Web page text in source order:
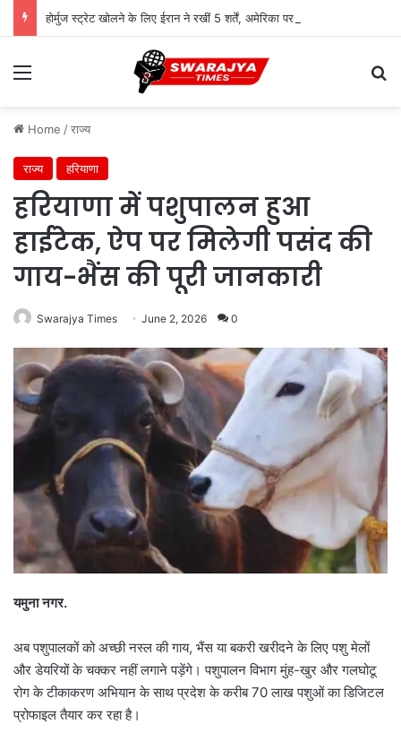
होर्मुज स्ट्रेट खोलने के लिए ईरान ने रखीं 5 शर्तें, अमेरिका पर बढ़ा दबाव
Menu
Home /राज्य
राज्य हरियाणा
हरियाणा में पशुपालन हुआ
हाईटेक, ऐप पर मिलेगी पसंद की
गाय-भैंस की पूरी जानकारी
Swarajya Times June 2, 2026 0
यमुना नगर.
अब पशुपालकों को अच्छी नस्ल की गाय, भैंस या बकरी खरीदने के लिए पशु मेलों
और डेयरियों के चक्कर नहीं लगाने पड़ेंगे। पशुपालन विभाग मुंह-खुर और गलघोटू
रोग के टीकाकरण अभियान के साथ प्रदेश के करीब 70 लाख पशुओं का डिजिटल
प्रोफाइल तैयार कर रहा है।